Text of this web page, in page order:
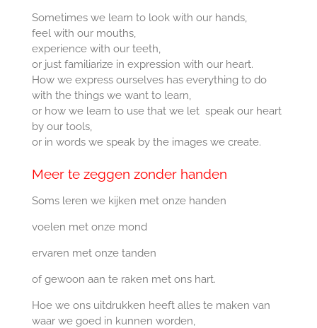
Sometimes we learn to look with our hands,
feel with our mouths,
experience with our teeth,
or just familiarize in expression with our heart.
How we express ourselves has everything to do
with the things we want to learn,
or how we learn to use that we let speak our heart
by our tools,
or in words we speak by the images we create.
Meer te zeggen zonder handen
Soms leren we kijken met onze handen
voelen met onze mond
ervaren met onze tanden
of gewoon aan te raken met ons hart.
Hoe we ons uitdrukken heeft alles te maken van
waar we goed in kunnen worden,